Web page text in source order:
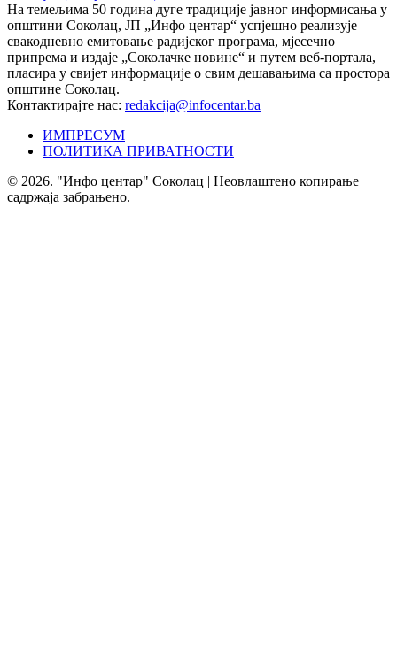
На темељима 50 година дуге традиције јавног информисања у
општини Соколац, ЈП „Инфо центар“ успјешно реализује
свакодневно емитовање радијског програма, мјесечно
припрема и издаје „Соколачке новине“ и путем веб-портала,
пласира у свијет информације о свим дешавањима са простора
општине Соколац.
Контактирајте нас: redakcija@infocentar.ba
ИМПРЕСУМ
ПОЛИТИКА ПРИВАТНОСТИ
© 2026. "Инфо центар" Соколац | Неовлаштено копирање
садржаја забрањено.